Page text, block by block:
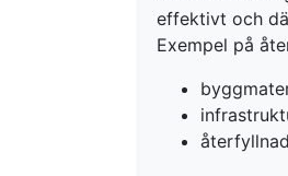
effektivt och
Exempel på